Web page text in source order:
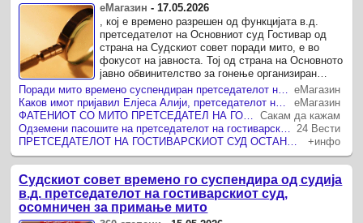
еМагазин - 17.05.2026
, кој е времено разрешен од функцијата в.д.
претседателот на Основниот суд Гостивар од
страна на Судскиот совет поради мито, е во
фокусот на јавноста. Тој од страна на Основното
јавно обвинителство за гонење организиран
криминал и корупција (ОЈО ...
еМагазин
еМагазин
Сакам да кажам
24 Вести
+инфо
Судскиот совет времено го суспендира од судија
в.д. претседателот на гостиварскиот суд,
осомничен за примање мито